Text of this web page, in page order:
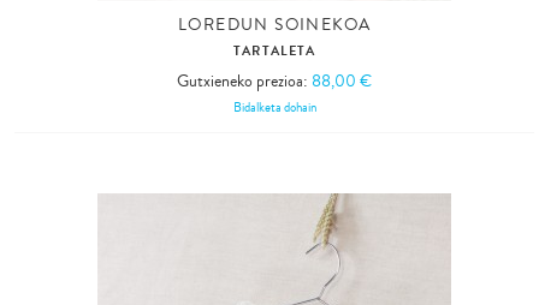
LOREDUN SOINEKOA
TARTALETA
Gutxieneko prezioa: 88,00 €
Bidalketa dohain